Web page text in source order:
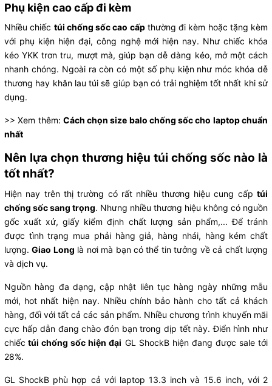
Phụ kiện cao cấp đi kèm
Nhiều chiếc túi chống sốc cao cấpthường đi kèm hoặc tặng kèm
với phụ kiện hiện đại, công nghệ mới hiện nay. Như chiếc khóa
kéo YKK trơn tru, mượt mà, giúp bạn dễ dàng kéo, mở một cách
nhanh chóng. Ngoài ra còn có một số phụ kiện như móc khóa dễ
thương hay khăn lau túi sẽ giúp bạn có trải nghiệm tốt nhất khi sử
dụng.
>> Xem thêm: Cách chọn size balo chống sốc cho laptop chuẩn
nhất
Nên lựa chọn thương hiệu túi chống sốc nào là
tốt nhất?
Hiện nay trên thị trường có rất nhiều thương hiệu cung cấp túi
chống sốc sang trọng. Nhưng nhiều thương hiệu không có nguồn
gốc xuất xứ, giấy kiểm định chất lượng sản phẩm,... Để tránh
được tình trạng mua phải hàng giả, hàng nhái, hàng kém chất
lượng.Giao Long là nơi mà bạn có thể tin tưởng về cả chất lượng
và dịch vụ.
Nguồn hàng đa dạng, cập nhật liên tục hàng ngày những mẫu
mới, hot nhất hiện nay. Nhiều chính bảo hành cho tất cả khách
hàng, đối với tất cả các sản phẩm. Nhiều chương trình khuyến mãi
cực hấp dẫn đang chào đón bạn trong dịp tết này. Điển hình như
chiếc túi chống sốc hiện đại GL ShockB hiện đang được sale tới
28%.
GL ShockB phù hợp cả với laptop 13.3 inch và 15.6 inch, với 2